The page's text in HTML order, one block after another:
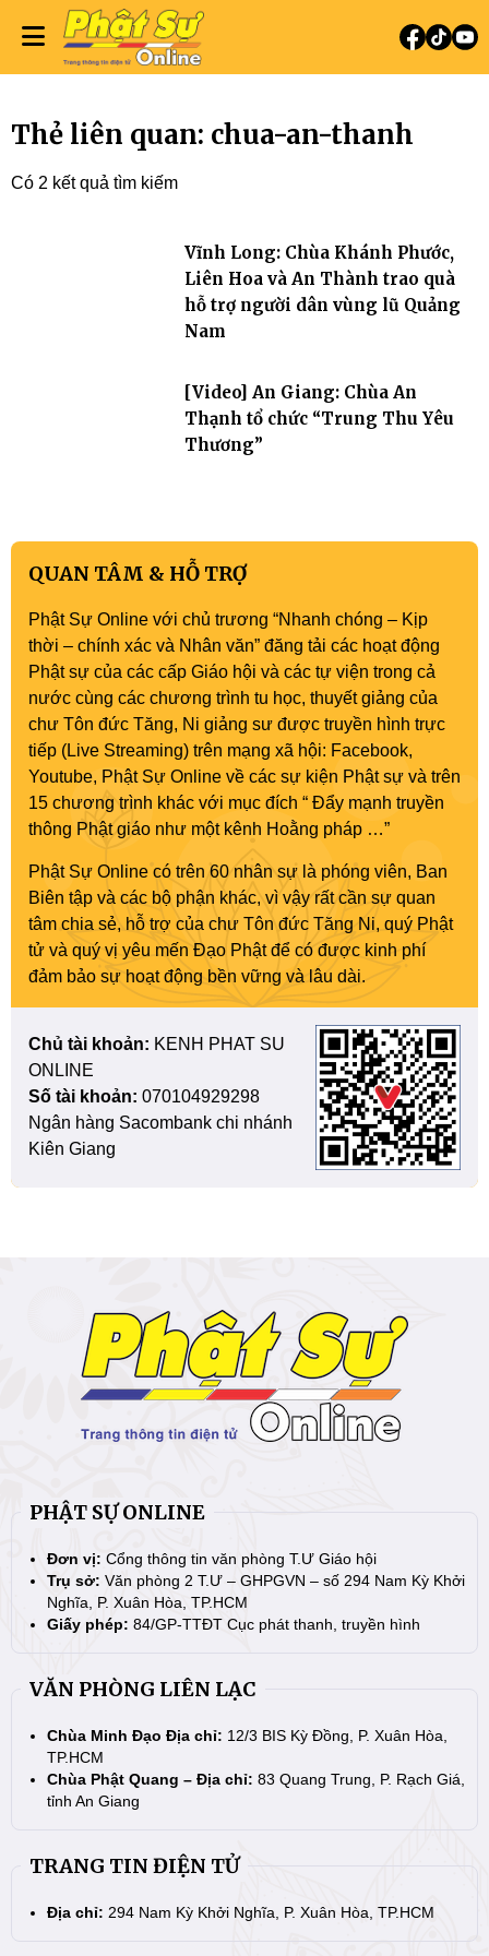
Thẻ liên quan: chua-an-thanh
Có 2 kết quả tìm kiếm
Vĩnh Long: Chùa Khánh Phước,
Liên Hoa và An Thành trao quà
hỗ trợ người dân vùng lũ Quảng
Nam
[Video] An Giang: Chùa An
Thạnh tổ chức “Trung Thu Yêu
Thương”
QUAN TÂM & HỖ TRỢ
Phật Sự Online với chủ trương “Nhanh chóng – Kịp
thời – chính xác và Nhân văn” đăng tải các hoạt động
Phật sự của các cấp Giáo hội và các tự viện trong cả
nước cùng các chương trình tu học, thuyết giảng của
chư Tôn đức Tăng, Ni giảng sư được truyền hình trực
tiếp (Live Streaming) trên mạng xã hội: Facebook,
Youtube, Phật Sự Online về các sự kiện Phật sự và trên
15 chương trình khác với mục đích “ Đẩy mạnh truyền
thông Phật giáo như một kênh Hoằng pháp …”
Phật Sự Online có trên 60 nhân sự là phóng viên, Ban
Biên tập và các bộ phận khác, vì vậy rất cần sự quan
tâm chia sẻ, hỗ trợ của chư Tôn đức Tăng Ni, quý Phật
tử và quý vị yêu mến Đạo Phật để có được kinh phí
đảm bảo sự hoạt động bền vững và lâu dài.
Chủ tài khoản: KENH PHAT SU
ONLINE
Số tài khoản: 070104929298
Ngân hàng Sacombank chi nhánh
Kiên Giang
PHẬT SỰ ONLINE
Đơn vị: Cổng thông tin văn phòng T.Ư Giáo hội
Trụ sở: Văn phòng 2 T.Ư – GHPGVN – số 294 Nam Kỳ Khởi
Nghĩa, P. Xuân Hòa, TP.HCM
Giấy phép: 84/GP-TTĐT Cục phát thanh, truyền hình
VĂN PHÒNG LIÊN LẠC
Chùa Minh Đạo Địa chỉ: 12/3 BIS Kỳ Đồng, P. Xuân Hòa,
TP.HCM
Chùa Phật Quang – Địa chỉ: 83 Quang Trung, P. Rạch Giá,
tỉnh An Giang
TRANG TIN ĐIỆN TỬ
Địa chỉ: 294 Nam Kỳ Khởi Nghĩa, P. Xuân Hòa, TP.HCM